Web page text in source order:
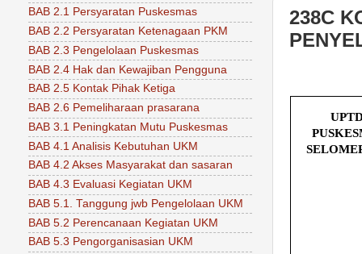
238C
BAB 2.1 Persyaratan Puskesmas
BAB 2.2 Persyaratan Ketenagaan PKM
BAB 2.3 Pengelolaan Puskesmas
BAB 2.4 Hak dan Kewajiban Pengguna
BAB 2.5 Kontak Pihak Ketiga
BAB 2.6 Pemeliharaan prasarana
BAB 3.1 Peningkatan Mutu Puskesmas
BAB 4.1 Analisis Kebutuhan UKM
BAB 4.2 Akses Masyarakat dan sasaran
BAB 4.3 Evaluasi Kegiatan UKM
BAB 5.1. Tanggung jwb Pengelolaan UKM
BAB 5.2 Perencanaan Kegiatan UKM
BAB 5.3 Pengorganisasian UKM